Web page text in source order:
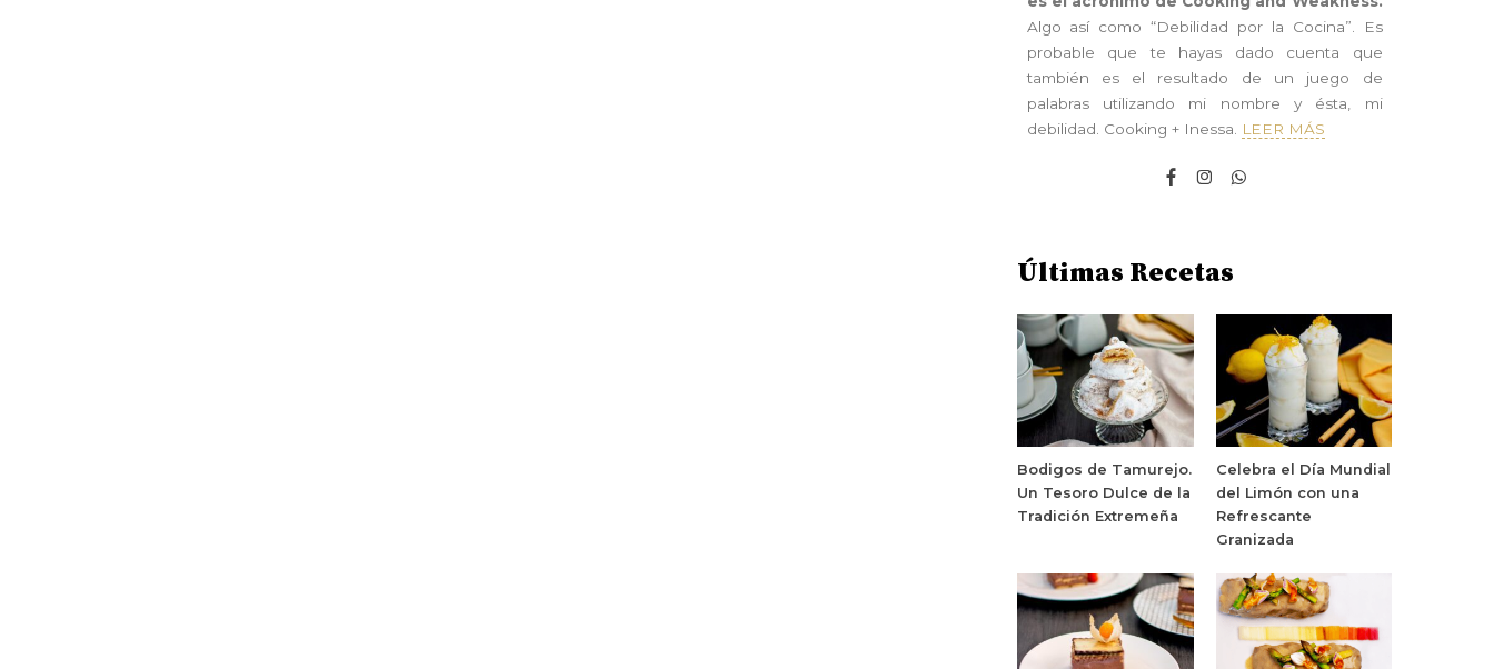
Algo así como “Debilidad por la Cocina”. Es
probable que te hayas dado cuenta que
también es el resultado de un juego de
palabras utilizando mi nombre y ésta, mi
debilidad. Cooking + Inessa.
LEER MÁS
Últimas Recetas
Bodigos de Tamurejo.
Un Tesoro Dulce de la
Tradición Extremeña
Celebra el Día Mundial
del Limón con una
Refrescante
Granizada